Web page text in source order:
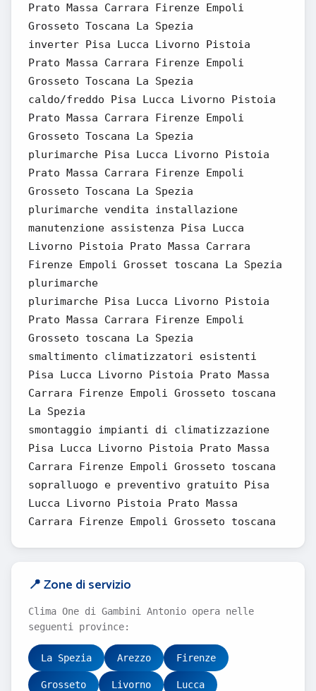
Prato Massa Carrara Firenze Empoli
Grosseto Toscana La Spezia
inverter Pisa Lucca Livorno Pistoia
Prato Massa Carrara Firenze Empoli
Grosseto Toscana La Spezia
caldo/freddo Pisa Lucca Livorno Pistoia
Prato Massa Carrara Firenze Empoli
Grosseto Toscana La Spezia
plurimarche Pisa Lucca Livorno Pistoia
Prato Massa Carrara Firenze Empoli
Grosseto Toscana La Spezia
plurimarche vendita installazione
manutenzione assistenza Pisa Lucca
Livorno Pistoia Prato Massa Carrara
Firenze Empoli Grosset toscana La Spezia
plurimarche
plurimarche Pisa Lucca Livorno Pistoia
Prato Massa Carrara Firenze Empoli
Grosseto toscana La Spezia
smaltimento climatizzatori esistenti
Pisa Lucca Livorno Pistoia Prato Massa
Carrara Firenze Empoli Grosseto toscana
La Spezia
smontaggio impianti di climatizzazione
Pisa Lucca Livorno Pistoia Prato Massa
Carrara Firenze Empoli Grosseto toscana
sopralluogo e preventivo gratuito Pisa
Lucca Livorno Pistoia Prato Massa
Carrara Firenze Empoli Grosseto toscana
📍 Zone di servizio
Clima One di Gambini Antonio opera nelle
seguenti province:
La Spezia Arezzo Firenze
Grosseto Livorno Lucca